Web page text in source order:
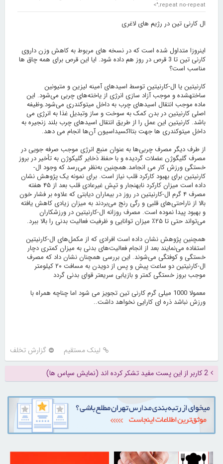
repeat no-repeat;">
ال کارنی تین در رژیم های لاغری
اینروزا متداول شده است که در نسخه های مربوط به کاهش وزن داروی
کارنی تین تا 3 قرص در روز هم داده شود. ایا این قرص برای همه چاق ها
مناسب است؟
کارنیتین یا ال-کارنیتین توسط اسیدهای آمینه لیزین و متیونین
ساختهشده و موجب آزاد سازی انرژی از یاخته‌های چربی می‌شود. این
ماده موجب انتقال اسیدهای چرب به داخل میتوکندری می‌شود.وظیفه
اصلی کارنیتین در بدن کمک به سوخت و ساز وتبدیل غذا به انرژی می
باشد. کارنیتین این عمل را از طریق انتقال اسیدهای چرب بلند زنجیره به
داخل میتوکندری ‌ها جهت بتااکسیداسیون آن‌ها انجام می دهد.
از طرف دیگر مصرف چربی‌ها به عنوان منبع انرژی موجب صرفه جویی در
مصرف گلیگوژن عضلات گردیده و با حفظ ذخایر گلیکوژن به تأخیر در بروز
خستگی ورزش کار می انجامد.همچنین به‌نظر می‌رسد که وجود ال-
کارنیتین برای بهبود کارکرد قلب نیاز است. برای نمونه یک پژوهش نشان
داده است میزان کارکرد نابهنجار و تپش غیرعادی قلب بعد از ۴۵ هفته
مصرف ۴ گرم ال-کارنیتین در روز در بیماران دیابتی که علاوه بر فشار خون
بالا از ناراحتی‌های قلبی و رگی رنج می‌بردند به میزان زیادی کاهش یافته
و بهبود پیدا نموده است. مصرف روزانه ال-کارنیتین در ورزشکاران
می‌تواند حتی تا ۲۵٪ میزان توانایی و ظرفیت فعالیت بدنی را بالا ببرد.
همچنین پژوهش نشان داده است افرادی که از مکمل‌های ال-کارنیتین
استفاده می‌نمایند بعد از انجام فعالیت‌های بدنی به میزان کمتری دچار
خستگی و کوفتگی می‌شوند. این بررسی همچنان نشان داد که مصرف
ال-کارنیتین دو ساعت پیش و پس از دویدن به مسافت ۲۰ کیلومتر
موجب بروز خستگی کمتر و بازیابی سریعتر قوای بدنی گردد
معمولا 1000 میلی گرم کارنی تین تجویز می شود اما چناچه همراه با
ورزش نباشد ذره ای کارایی نخواهد داشت..
لینک مستقیم گزارش تخلف
2 کاربر از این پست مفید تشکر کرده اند (نمایش سپاس ها)